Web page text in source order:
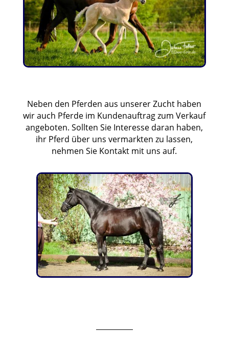
Neben den Pferden aus unserer Zucht haben
wir auch Pferde im Kundenauftrag zum Verkauf
angeboten. Sollten Sie Interesse daran haben,
ihr Pferd über uns vermarkten zu lassen,
nehmen Sie Kontakt mit uns auf.